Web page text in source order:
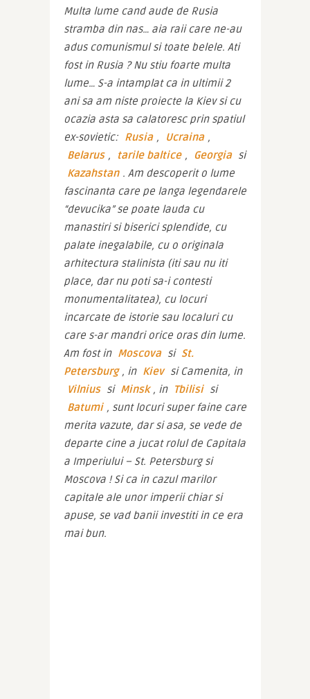
Multa lume cand aude de Rusia
stramba din nas… aia raii care ne-au
adus comunismul si toate belele. Ati
fost in Rusia ? Nu stiu foarte multa
lume… S-a intamplat ca in ultimii 2
ani sa am niste proiecte la Kiev si cu
ocazia asta sa calatoresc prin spatiul
ex-sovietic: Rusia , Ucraina
Belarus , tarile baltice , Georgia
si
Kazahstan . Am descoperit o lume
fascinanta care pe langa legendarele
“devucika” se poate lauda cu
manastiri si biserici splendide, cu
palate inegalabile, cu o originala
arhitectura stalinista (iti sau nu iti
place, dar nu poti sa-i contesti
monumentalitatea), cu locuri
incarcate de istorie sau localuri cu
care s-ar mandri orice oras din lume.
Am fost in Moscova si St.
Petersburg , in Kiev
si Camenita, in
Vilnius si Minsk , in Tbilisi
si
Batumi , sunt locuri super faine care
merita vazute, dar si asa, se vede de
departe cine a jucat rolul de Capitala
a Imperiului – St. Petersburg si
Moscova ! Si ca in cazul marilor
capitale ale unor imperii chiar si
apuse, se vad banii investiti in ce era
mai bun.